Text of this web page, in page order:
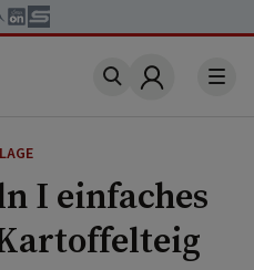
Account
I einfaches